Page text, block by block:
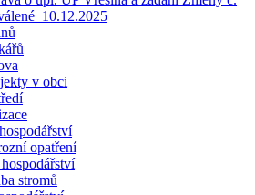
v obci
opatření
stromů